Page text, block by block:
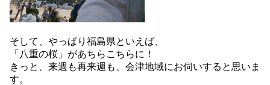
そして、やっぱり福島県といえば、
「八重の桜」があちらこちらに！
きっと、来週も再来週も、会津地域にお伺いすると思いま
す。